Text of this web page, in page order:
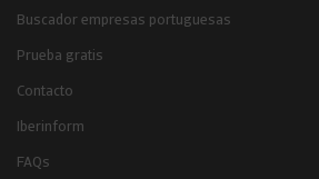
Buscador empresas portuguesas
Prueba gratis
Contacto
Iberinform
FAQs